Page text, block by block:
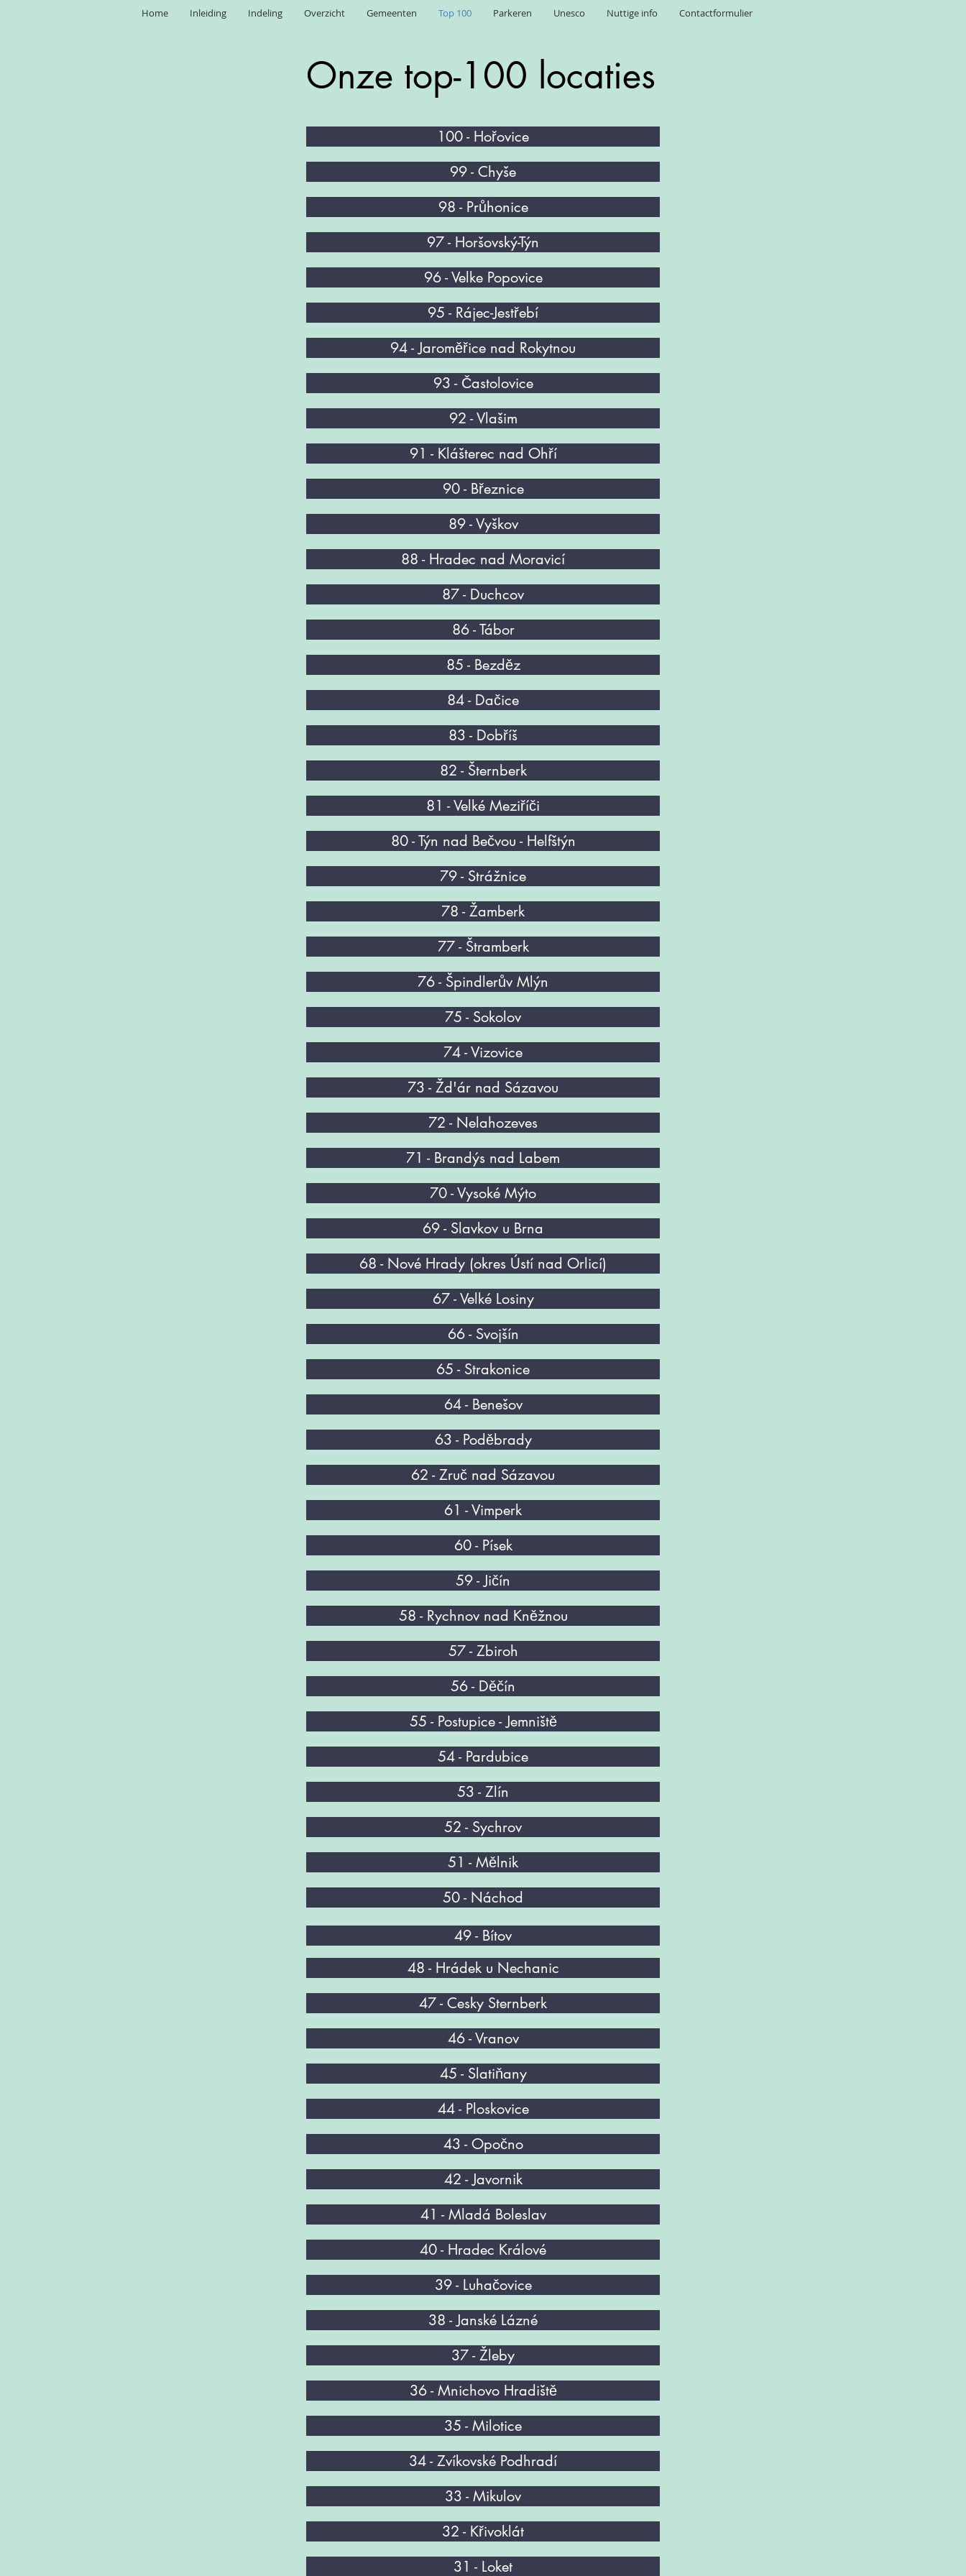
Home Inleiding Indeling Overzicht Gemeenten Top 100 Parkeren Unesco Nuttige info Contactformulier
Onze top-100 locaties
100 - Hořovice
99 - Chyše
98 - Průhonice
97 - Horšovský-Týn
96 - Velke Popovice
95 - Rájec-Jestřebí
94 - Jaroměřice nad Rokytnou
93 - Častolovice
92 - Vlašim
91 - Klášterec nad Ohří
90 - Březnice
89 - Vyškov
88 - Hradec nad Moravicí
87 - Duchcov
86 - ​​Tábor
85 - Bezděz
84 - Dačice
83 - Dobříš
82 - Šternberk
81 - Velké Meziříči
80 - Týn nad Bečvou - Helfštýn
79 - Strážnice
78 - Žamberk
77 - Štramberk
76 - Špindlerův Mlýn
75 - Sokolov
74 - Vizovice
73 - Žd'ár nad Sázavou
72 - Nelahozeves
71 - Brandýs nad Labem
70 - Vysoké Mýto
69 - Slavkov u Brna
68 - Nové Hrady (okres Ústí nad Orlicí)
67 - Velké Losiny
66 - Svojšín
65 - Strakonice
64 - Benešov
63 - Poděbrady
62 - Zruč nad Sázavou
61 - Vimperk
60 - Písek
59 - Jičín
58 - Rychnov nad Kněžnou
57 - Zbiroh
56 - Děčín
55 - Postupice - Jemniště
54 - Pardubice
53 - Zlín
52 - Sychrov
51 - Mělnik
50 - Náchod
49 - Bítov
48 - Hrádek u Nechanic
47 - Cesky Sternberk
46 - Vranov
45 - Slatiňany
44 - Ploskovice
43 - Opočno
42 - Javornik
41 - Mladá Boleslav
40 - Hradec Králové
39 - Luhačovice
38 - Janské Lázné
37 - Žleby
36 - Mnichovo Hradiště
35 - Milotice
34 - ​Zvíkovské Podhradí
33 - Mikulov
32 - Křivoklát
31 - Loket